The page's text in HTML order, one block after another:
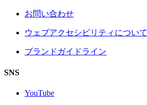
お問い合わせ
ウェブアクセシビリティについて
ブランドガイドライン
SNS
YouTube